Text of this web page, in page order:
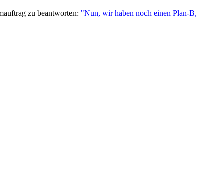
zu beantworten: "Nun, wir haben noch einen Plan-B,